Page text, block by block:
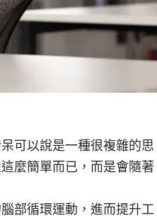
可以說是一種很複雜的思
麼簡單而已，而是會隨著
部循環運動，進而提升工